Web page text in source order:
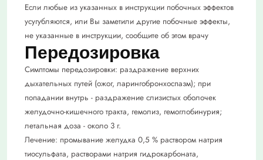
Если любые из указанных в инструкции побочных эффектов
усугубляются, или Вы заметили другие побочные эффекты,
не указанные в инструкции, сообщите об этом врачу
Передозировка
Симптомы передозировки: раздражение верхних
дыхательных путей (ожог, ларингобронхоспазм); при
попадании внутрь - раздражение слизистых оболочек
желудочно-кишечного тракта, гемолиз, гемоглобинурия;
летальная доза - около 3 г.
Лечение: промывание желудка 0,5 % раствором натрия
тиосульфата, растворами натрия гидрокарбоната,